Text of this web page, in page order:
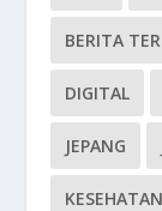
BERITA
DIGITAL
JEPANG
KESEHATAN